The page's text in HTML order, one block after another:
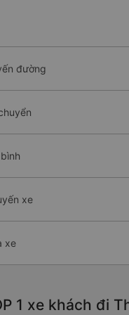
đường
xe
xe
1 xe khách đi